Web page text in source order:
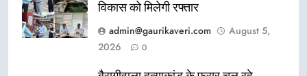
विकास को मिलेगी रफ्तार
admin@gaurikaveri.com
August 5,
2026
0